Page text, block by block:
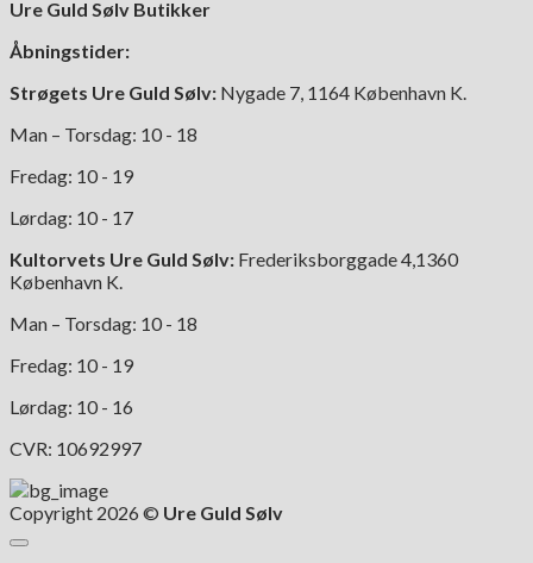
Ure Guld Sølv Butikker
Åbningstider:
Strøgets Ure Guld Sølv: Nygade 7, 1164 København K.
Man – Torsdag: 10 - 18
Fredag: 10 - 19
Lørdag: 10 - 17
Kultorvets Ure Guld Sølv: Frederiksborggade 4,1360
København K.
Man – Torsdag: 10 - 18
Fredag: 10 - 19
Lørdag: 10 - 16
CVR: 10692997
Copyright 2026 © Ure Guld Sølv